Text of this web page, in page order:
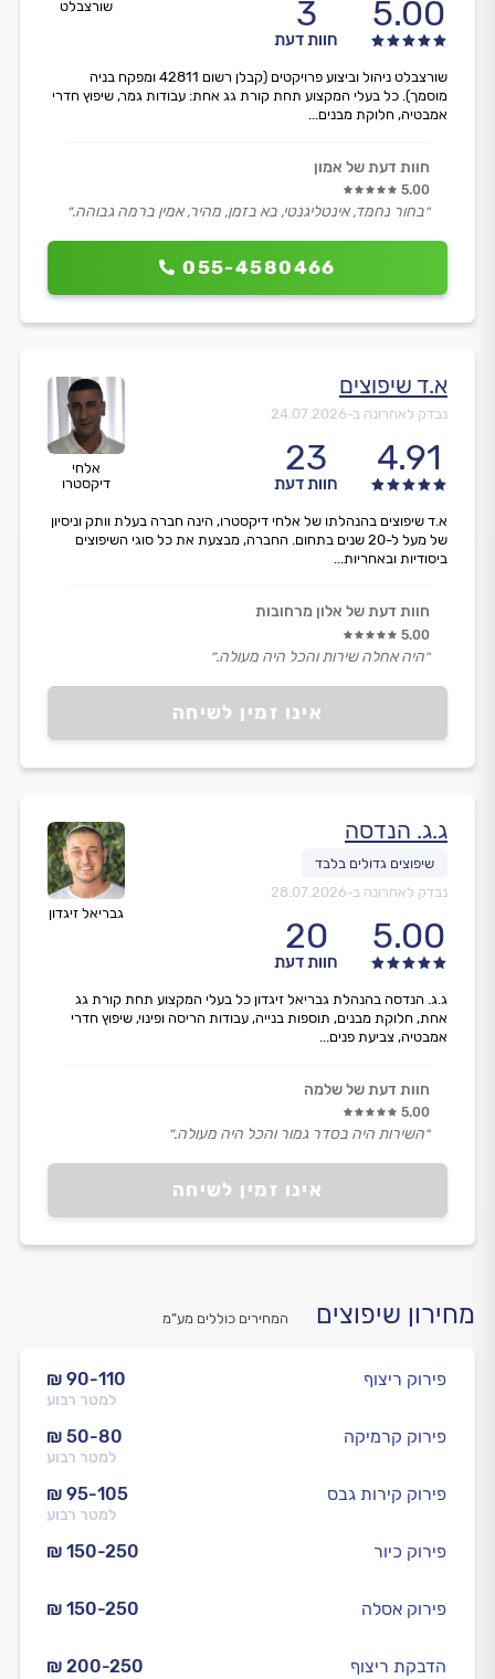
שורצבלט 5.00
3
חוות דעת
055-4580466
שורצבלט ניהול וביצוע פרויקטים (קבלן רשום 42811 ומפקח בניה
מוסמך). כל בעלי המקצוע תחת קורת גג אחת: עבודות גמר, שיפוץ חדרי
אמבטיה, חלוקת מבנים...
חוות דעת של אמון
5.00
״בחור נחמד, אינטליגנטי, בא בזמן, מהיר, אמין ברמה גבוהה.״
אלחי
דיקסטרו
א.ד שיפוצים
נבדק לאחרונה ב-24.07.2026
4.91
23
חוות דעת
אינו זמין לשיחה
א.ד שיפוצים בהנהלתו של אלחי דיקסטרו, הינה חברה בעלת וותק וניסיון
של מעל ל-20 שנים בתחום. החברה, מבצעת את כל סוגי השיפוצים
ביסודיות ובאחריות...
חוות דעת של אלון מרחובות
5.00
״היה אחלה שירות והכל היה מעולה.״
גבריאל זיגדון
ג.ג. הנדסה
נבדק לאחרונה ב-28.07.2026
5.00
20
חוות דעת
אינו זמין לשיחה
ג.ג. הנדסה בהנהלת גבריאל זיגדון כל בעלי המקצוע תחת קורת גג
אחת, חלוקת מבנים, תוספות בנייה, עבודות הריסה ופינוי, שיפוץ חדרי
אמבטיה, צביעת פנים...
חוות דעת של שלמה
5.00
״השירות היה בסדר גמור והכל היה מעולה.״
מחירון שיפוצים המחירים כוללים מע”מ
₪ 90-110
למטר רבוע
פירוק ריצוף
₪ 50-80
למטר רבוע
פירוק קרמיקה
₪ 95-105
למטר רבוע
פירוק קירות גבס
₪ 150-250 פירוק כיור
₪ 150-250 פירוק אסלה
₪ 200-250 הדבקת ריצוף